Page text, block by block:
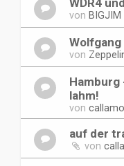
WDR4
von BIGJIM
von
lahm!
von
auf der
von